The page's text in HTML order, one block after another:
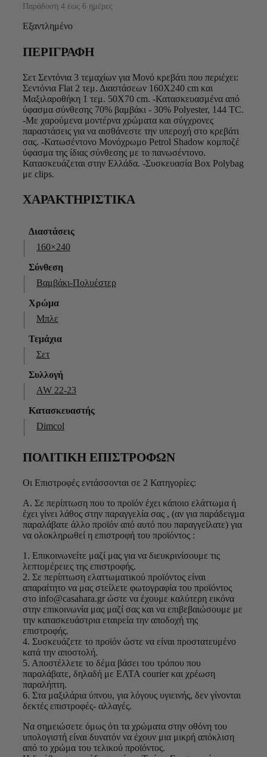
Παράδοση 4 έως 6 ημέρες
Εξαντλημένο
ΠΕΡΙΓΡΑΦΗ
Σετ Σεντόνια 3 τεμαχίων για Μονό κρεβάτι που περιέχει:
Σεντόνια Flat 2 τεμ. Διαστάσεων 160Χ240 cm και
Μαξιλαροθήκη 1 τεμ. 50Χ70 cm. -Κατασκευασμένα από
ύφασμα σύνθεσης 70% βαμβάκι - 30% Polyester, 144 TC.
-Με χαρούμενα μοντέρνα χρώματα και σύγχρονες
παραστάσεις για να αισθάνεστε την υπεροχή στο κρεβάτι
σας. -Κατωσέντονο Μονόχρωμο Petrol Shadow κομποζέ
ύφασμα της ίδιας σύνθεσης με το πανωσέντονο.
Κατασκευάζεται στην Ελλάδα. -Συσκευασία Box Polybag
με clips.
ΧΑΡΑΚΤΗΡΙΣΤΙΚΑ
Διαστάσεις
160×240
Σύνθεση
Βαμβάκι-Πολυέστερ
Χρώμα
Μπλε
Τεμάχια
Σετ
Συλλογή
AW 22-23
Κατασκευαστής
Dimcol
ΠΟΛΙΤΙΚΗ ΕΠΙΣΤΡΟΦΩΝ
Οι Επιστροφές εντάσσονται σε 2 Κατηγορίες:
Α. Σε περίπτωση που το προϊόν έχει κάποιο ελάττωμα ή
έχει γίνει λάθος στην παραγγελία σας , (αν για παράδειγμα
παραλάβατε άλλο προϊόν από αυτό που παραγγείλατε) για
να ολοκληρωθεί η επιστροφή του προϊόντος :
1. Επικοινωνείτε μαζί μας για να διευκρινίσουμε τις
λεπτομέρειες της επιστροφής.
2. Σε περίπτωση ελαττωματικού προϊόντος είναι
απαραίτητο να μας στείλετε φωτογραφία του προϊόντος
στο info@casahara.gr ώστε να έχουμε καλύτερη εικόνα
στην επικοινωνία μας μαζί σας και να επιβεβαιώσουμε με
την κατασκευάστρια εταιρεία την αποδοχή της
επιστροφής.
4. Συσκευάζετε το προϊόν ώστε να είναι προστατευμένο
κατά την αποστολή.
5. Αποστέλλετε το δέμα βάσει του τρόπου που
παραλάβατε, δηλαδή με ΕΛΤΑ courier και χρέωση
παραλήπτη.
6. Στα μαξιλάρια ύπνου, για λόγους υγιεινής, δεν γίνονται
δεκτές επιστροφές- αλλαγές.
Να σημειώσετε όμως ότι τα χρώματα στην οθόνη του
υπολογιστή είναι δυνατόν να έχουν μια μικρή απόκλιση
από το χρώμα του τελικού προϊόντος.